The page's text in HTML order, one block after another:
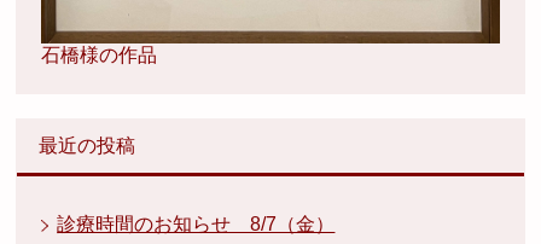
石橋様の作品
最近の投稿
診療時間のお知らせ 8/7（金）